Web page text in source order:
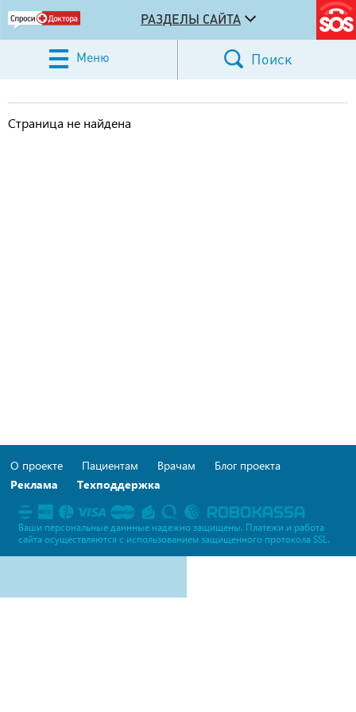
РАЗДЕЛЫ САЙТА
Меню Поиск
Страница не найдена
О проекте Пациентам Врачам
Блог проекта
Реклама
Техподдержка
Ваши персональные даннные надежно защищены. Платежи и работа
сайта осуществляются c использованием защищенного протокола SSL.